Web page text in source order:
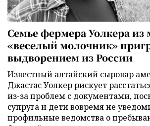
Семье фермера Уолкера из
«веселый молочник»
выдворением из России
Известный алтайский сыровар
Джастас Уолкер рискует
из-за проблем с документами,
супруга и дети вовремя не
профильные ведомства о